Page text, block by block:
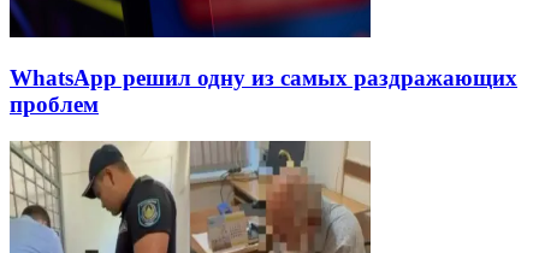
WhatsApp решил одну из самых раздражающих
проблем